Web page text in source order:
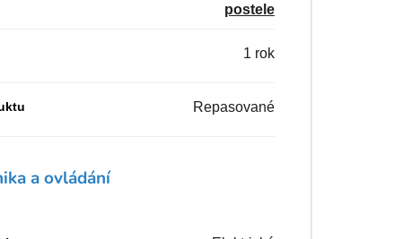
postele
1 rok
Repasované
a ovládání